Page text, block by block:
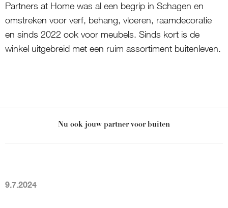
Partners at Home was al een begrip in Schagen en
omstreken voor verf, behang, vloeren, raamdecoratie
en sinds 2022 ook voor meubels. Sinds kort is de
winkel uitgebreid met een ruim assortiment buitenleven.
Nu ook jouw partner voor buiten
9.7.2024